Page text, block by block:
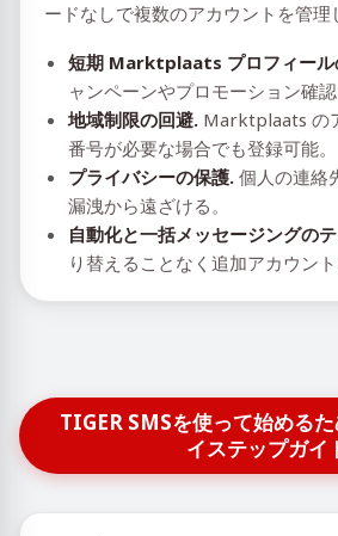
ードなしで複数のアカウントを管理
短期 Marktplaats プロフィール
ャンペーンやプロモーション確認
地域制限の回避. Marktplaats の
番号が必要な場合でも登録可能。
プライバシーの保護. 個人の連絡
漏洩から遠ざける。
自動化と一括メッセージングの
り替えることなく追加アカウント
TIGER SMSを使って始める
イステップガイ